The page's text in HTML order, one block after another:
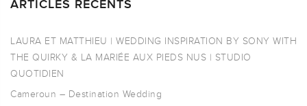
ARTICLES RÉCENTS
LAURA ET MATTHIEU | WEDDING INSPIRATION BY SONY WITH
THE QUIRKY & LA MARIÉE AUX PIEDS NUS | STUDIO
QUOTIDIEN
Cameroun – Destination Wedding